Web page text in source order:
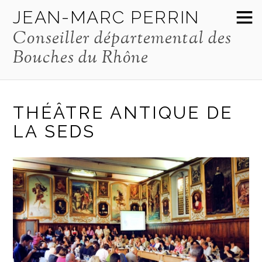
JEAN-MARC PERRIN
Conseiller départemental des
Bouches du Rhône
THÉÂTRE ANTIQUE DE
LA SEDS